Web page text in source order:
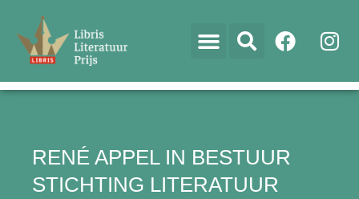
RENÉ APPEL IN BESTUUR
STICHTING LITERATUUR